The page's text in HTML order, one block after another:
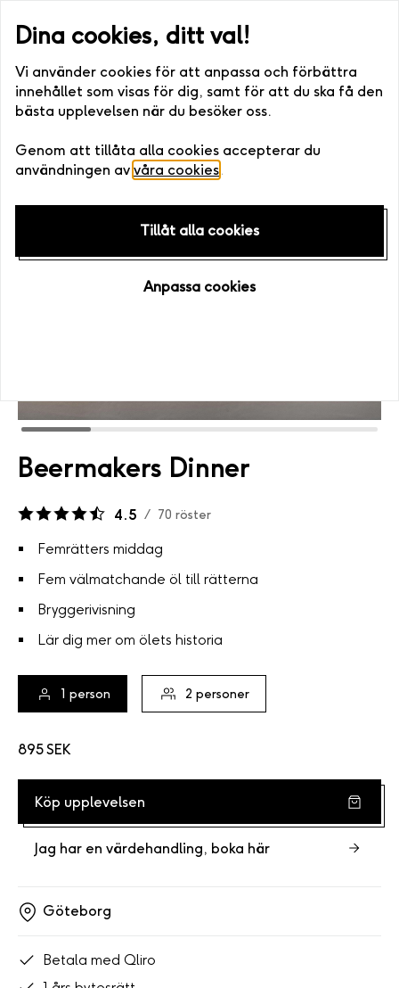
Dina cookies, ditt val!
Vi använder cookies för att anpassa och förbättra
innehållet som visas för dig, samt för att du ska få den
bästa upplevelsen när du besöker oss.
Genom att tillåta alla cookies accepterar du
användningen av våra cookies.
Tillåt alla cookies
Anpassa cookies
Beermakers Dinner
4.5 / 70 röster
Femrätters middag
Fem välmatchande öl till rätterna
Bryggerivisning
Lär dig mer om ölets historia
1 person 2 personer
895 SEK
Köp upplevelsen
Jag har en värdehandling, boka här
Göteborg
Betala med Qliro